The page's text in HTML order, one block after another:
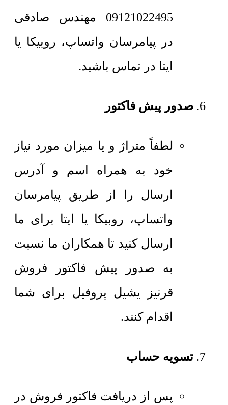
09121022495 مهندس صادقی
در پیامرسان واتساپ، روبیکا یا
ایتا در تماس باشید.
صدور پیش فاکتور
لطفاً متراژ و یا میزان مورد نیاز
خود به همراه اسم و آدرس
ارسال را از طریق پیامرسان
واتساپ، روبیکا یا ایتا برای ما
ارسال کنید تا همکاران ما نسبت
به صدور پیش فاکتور فروش
قرنیز یشیل پروفیل برای شما
اقدام کنند.
تسویه حساب
پس از دریافت فاکتور فروش در